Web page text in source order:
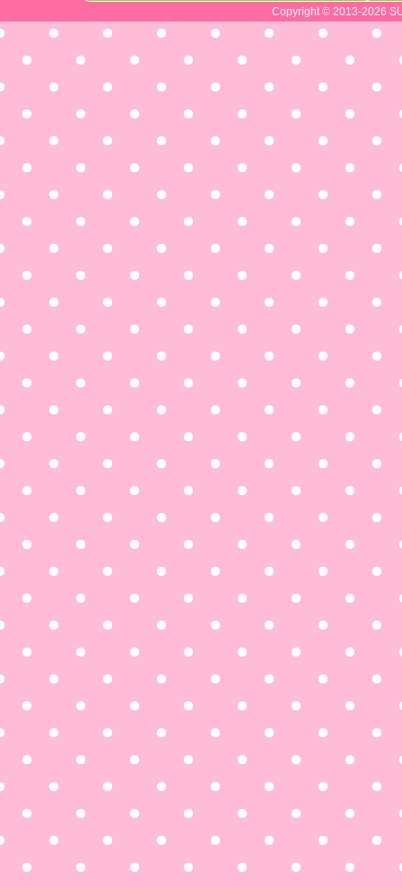
Copyright © 2013-2026